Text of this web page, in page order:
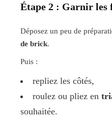
Étape 2 : Garnir les
Déposez un peu de
de brick.
Puis :
repliez les côtés,
roulez ou pliez en
souhaitée.